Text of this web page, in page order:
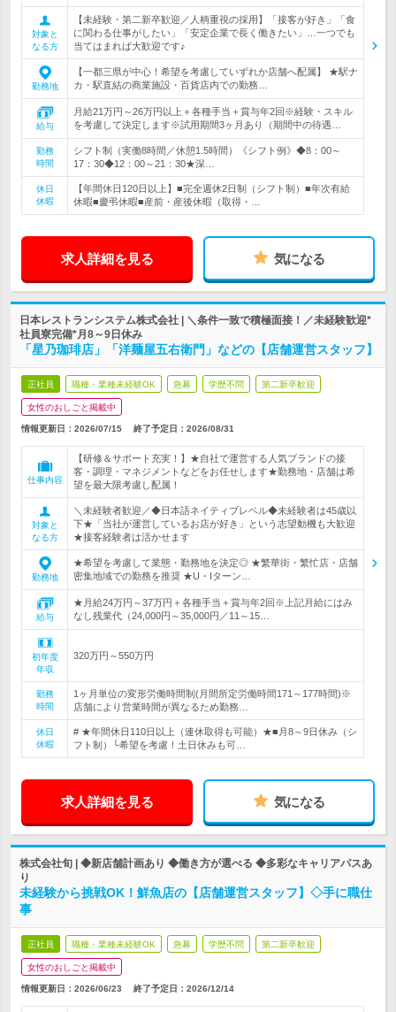
対象と
なる方
【未経験・第二新卒歓迎／人柄重視の採用】「接客が好き」「食
に関わる仕事がしたい」「安定企業で長く働きたい」…一つでも
当てはまれば大歓迎です♪
勤務地
【一都三県が中心！希望を考慮していずれか店舗へ配属】 ★駅ナ
カ・駅直結の商業施設・百貨店内での勤務…
給与
月給21万円～26万円以上＋各種手当＋賞与年2回※経験・スキル
を考慮して決定します※試用期間3ヶ月あり（期間中の待遇…
勤務
時間
シフト制（実働8時間／休憩1.5時間）《シフト例》◆8：00～
17：30◆12：00～21：30★深…
休日
休暇
【年間休日120日以上】■完全週休2日制（シフト制）■年次有給
休暇■慶弔休暇■産前・産後休暇（取得・…
求人詳細を見る 気になる
日本レストランシステム株式会社 | ＼条件一致で積極面接！／未経験歓迎*
社員寮完備*月8～9日休み
「星乃珈琲店」「洋麺屋五右衛門」などの【店舗運営スタッフ】
正社員 職種・業種未経験OK 急募 学歴不問 第二新卒歓迎
女性のおしごと掲載中
情報更新日：2026/07/15 終了予定日： 2026/08/31
仕事内容
【研修＆サポート充実！】★自社で運営する人気ブランドの接
客・調理・マネジメントなどをお任せします★勤務地・店舗は希
望を最大限考慮し配属！
対象と
なる方
＼未経験者歓迎／◆日本語ネイティブレベル◆未経験者は45歳以
下★「当社が運営しているお店が好き」という志望動機も大歓迎
★接客経験者は活かせます
勤務地
★希望を考慮して業態・勤務地を決定◎ ★繁華街・繁忙店・店舗
密集地域での勤務を推奨 ★U・Iターン…
給与
★月給24万円～37万円＋各種手当＋賞与年2回※上記月給にはみ
なし残業代（24,000円～35,000円／11～15…
初年度
年収
320万円～550万円
勤務
時間
1ヶ月単位の変形労働時間制(月間所定労働時間171～177時間)※
店舗により営業時間が異なるため勤務…
休日
休暇
# ★年間休日110日以上（連休取得も可能）★■月8～9日休み（シ
フト制）└希望を考慮！土日休みも可…
求人詳細を見る 気になる
株式会社旬 | ◆新店舗計画あり ◆働き方が選べる ◆多彩なキャリアパスあ
り
未経験から挑戦OK！鮮魚店の【店舗運営スタッフ】◇手に職仕
事
正社員 職種・業種未経験OK 急募 学歴不問 第二新卒歓迎
女性のおしごと掲載中
情報更新日：2026/06/23 終了予定日： 2026/12/14